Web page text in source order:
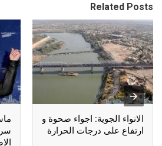
Related Posts
الانواء الجوية: اجواء صحوة و
ارتفاع على درجات الحرارة